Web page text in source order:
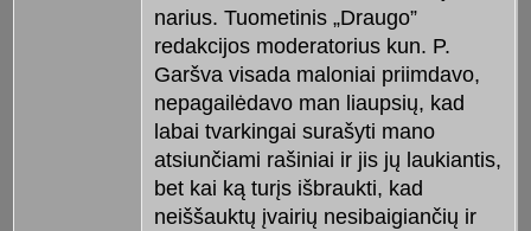
narius. Tuometinis „Draugo”
redakcijos moderatorius kun. P.
Garšva visada maloniai priimdavo,
nepagailėdavo man liaupsių, kad
labai tvarkingai surašyti mano
atsiunčiami rašiniai ir jis jų laukiantis,
bet kai ką turįs išbraukti, kad
neiššauktų įvairių nesibaigiančių ir